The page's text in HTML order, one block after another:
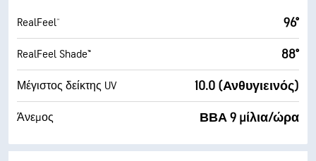
RealFeel® 96°
RealFeel Shade™ 88°
Μέγιστος δείκτης UV 10.0 (Ανθυγιεινός)
Άνεμος ΒΒΑ 9 μίλια/ώρα